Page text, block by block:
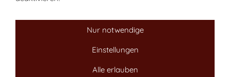
LINK-Hinweis
Über unsKontakt
Nur notwendige
Einstellungen
Alle erlauben